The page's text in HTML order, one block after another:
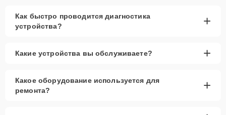
Как быстро проводится диагностика
устройства?
+
Какие устройства вы обслуживаете? +
Какое оборудование используется для
ремонта?
+